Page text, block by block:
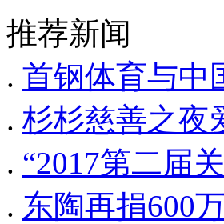
推荐新闻
. 首钢体育与中
. 杉杉慈善之夜
. “2017第二届
. 东陶再捐600